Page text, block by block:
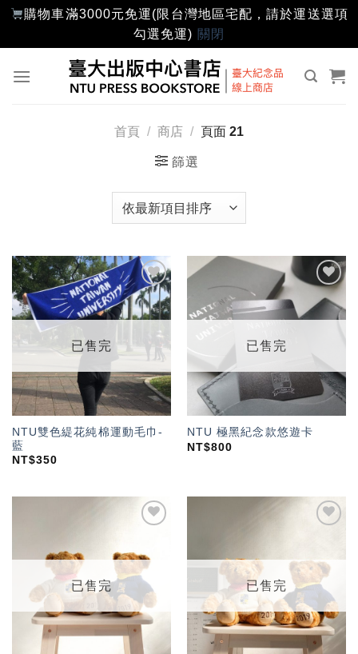
購物車滿3000元免運(限台灣地區宅配，請於運送選項
勾選免運) 關閉
首頁 / 商店 / 頁面 21
篩選
加入
「願
望輕
單」
已售完
NTU雙色緹花純棉運動毛巾-
藍
NT$350
加入
「願
望輕
已售完
NTU 極黑紀念款悠遊卡
NT$800
望輕
單」
已售完
單」
已售完